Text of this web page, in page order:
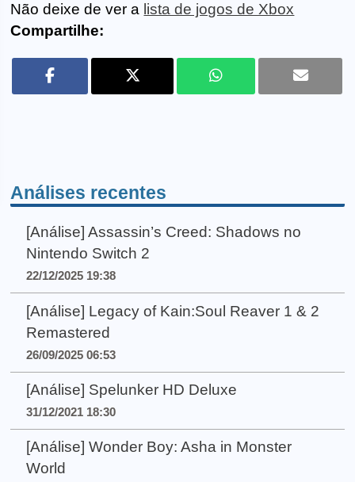
Não deixe de ver a lista de jogos de Xbox
Compartilhe:
Análises recentes
[Análise] Assassin’s Creed: Shadows no
Nintendo Switch 2
22/12/2025 19:38
[Análise] Legacy of Kain:Soul Reaver 1 & 2
Remastered
26/09/2025 06:53
[Análise] Spelunker HD Deluxe
31/12/2021 18:30
[Análise] Wonder Boy: Asha in Monster
World